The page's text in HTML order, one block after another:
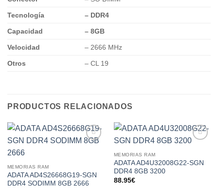
Tecnología – DDR4
Capacidad – 8GB
Velocidad – 2666 MHz
Otros – CL 19
PRODUCTOS RELACIONADOS
MEMORIAS RAM
ADATA AD4S26668G19-SGN
DDR4 SODIMM 8GB 2666
MEMORIAS RAM
ADATA AD4U32008G22-SGN
DDR4 8GB 3200
88.95€